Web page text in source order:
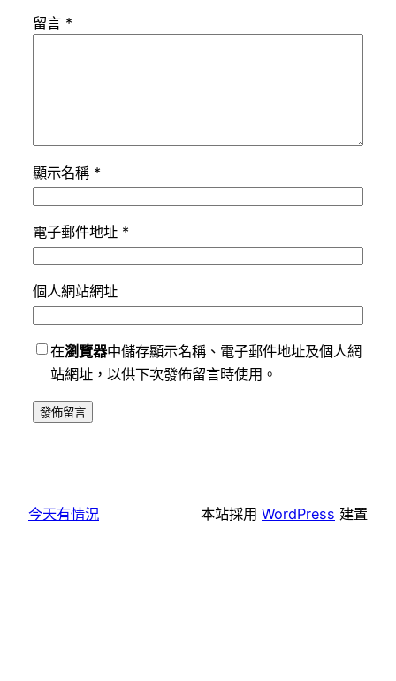
留言 *
顯示名稱 *
電子郵件地址 *
個人網站網址
在瀏覽器中儲存顯示名稱、電子郵件地址及個人網
站網址，以供下次發佈留言時使用。
今天有情況 本站採用 WordPress 建置